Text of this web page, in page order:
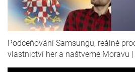
Podceňování Samsungu, reálné
vlastnictví her a naštveme Moravu |